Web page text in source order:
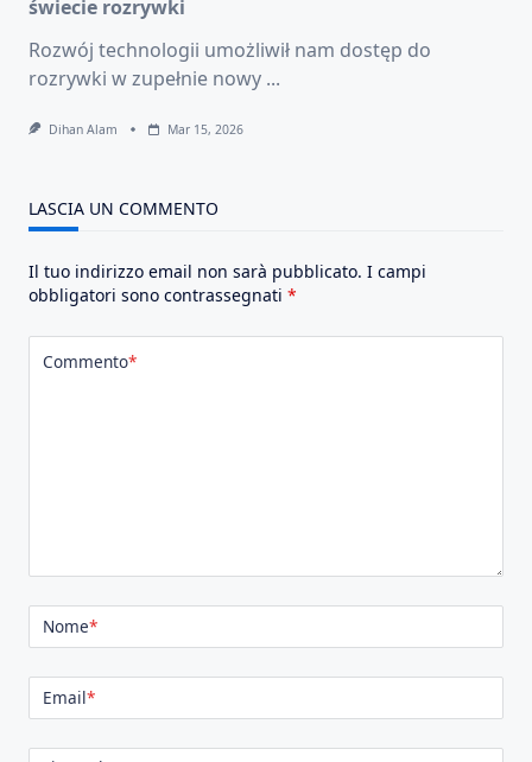
świecie rozrywki
Rozwój technologii umożliwił nam dostęp do
rozrywki w zupełnie nowy ...
Dihan Alam Mar 15, 2026
LASCIA UN COMMENTO
Il tuo indirizzo email non sarà pubblicato. I campi
obbligatori sono contrassegnati *
Commento*
Nome*
Email*